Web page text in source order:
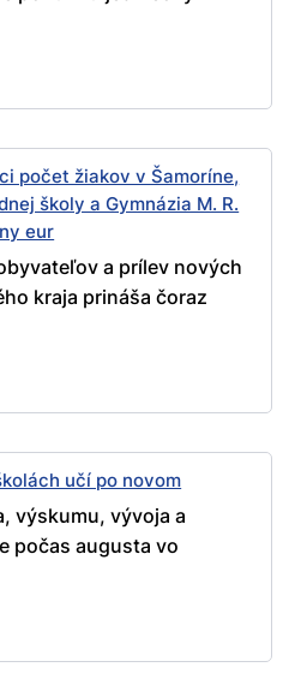
počet žiakov v Šamoríne,
školy a Gymnázia M. R.
eur
a prílev nových
kraja prináša čoraz
učí po novom
výskumu, vývoja a
počas augusta vo